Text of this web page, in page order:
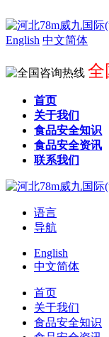
English 中文简体
全
首页
关于我们
食品安全知识
食品安全资讯
联系我们
语言
导航
English
中文简体
首页
关于我们
食品安全知识